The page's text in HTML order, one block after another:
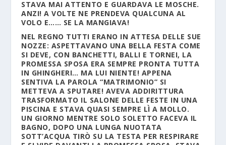
STAVA MAI ATTENTO E GUARDAVA LE MOSCHE.
ANZI! A VOLTE NE PRENDEVA QUALCUNA AL
VOLO E…… SE LA MANGIAVA!
NEL REGNO TUTTI ERANO IN ATTESA DELLE SUE
NOZZE: ASPETTAVANO UNA BELLA FESTA COME
SI DEVE, CON BANCHETTI, BALLI E TORNEI, LA
PROMESSA SPOSA ERA SEMPRE PRONTA TUTTA
IN GHINGHERI… MA LUI NIENTE! APPENA
SENTIVA LA PAROLA “MATRIMONIO” SI
METTEVA A SPUTARE! AVEVA ADDIRITTURA
TRASFORMATO IL SALONE DELLE FESTE IN UNA
PISCINA E STAVA QUASI SEMPRE LÌ A MOLLO.
UN GIORNO MENTRE SOLO SOLETTO FACEVA IL
BAGNO, DOPO UNA LUNGA NUOTATA
SOTT’ACQUA TIRÒ SU LA TESTA PER RESPIRARE